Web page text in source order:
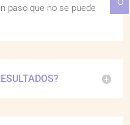
paso que no se puede